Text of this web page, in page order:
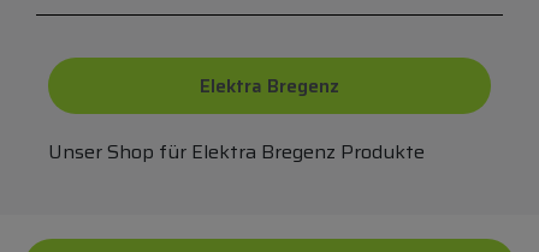
Elektra Bregenz
Unser Shop für Elektra Bregenz Produkte